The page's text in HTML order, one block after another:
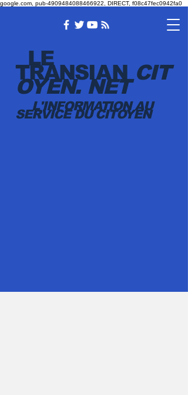
google.com, pub-4909484088466922, DIRECT, f08c47fec0942fa0
LE
TRANSIAN CIT
OYEN.NET
L'INFORMATION AU
SERVICE DU CITOYEN